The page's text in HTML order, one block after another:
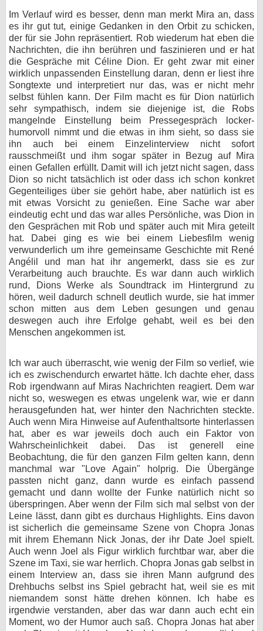
Im Verlauf wird es besser, denn man merkt Mira an, dass
es ihr gut tut, einige Gedanken in den Orbit zu schicken,
der für sie John repräsentiert. Rob wiederum hat eben die
Nachrichten, die ihn berühren und faszinieren und er hat
die Gespräche mit Céline Dion. Er geht zwar mit einer
wirklich unpassenden Einstellung daran, denn er liest ihre
Songtexte und interpretiert nur das, was er nicht mehr
selbst fühlen kann. Der Film macht es für Dion natürlich
sehr sympathisch, indem sie diejenige ist, die Robs
mangelnde Einstellung beim Pressegespräch locker-
humorvoll nimmt und die etwas in ihm sieht, so dass sie
ihn auch bei einem Einzelinterview nicht sofort
rausschmeißt und ihm sogar später in Bezug auf Mira
einen Gefallen erfüllt. Damit will ich jetzt nicht sagen, dass
Dion so nicht tatsächlich ist oder dass ich schon konkret
Gegenteiliges über sie gehört habe, aber natürlich ist es
mit etwas Vorsicht zu genießen. Eine Sache war aber
eindeutig echt und das war alles Persönliche, was Dion in
den Gesprächen mit Rob und später auch mit Mira geteilt
hat. Dabei ging es wie bei einem Liebesfilm wenig
verwunderlich um ihre gemeinsame Geschichte mit René
Angélil und man hat ihr angemerkt, dass sie es zur
Verarbeitung auch brauchte. Es war dann auch wirklich
rund, Dions Werke als Soundtrack im Hintergrund zu
hören, weil dadurch schnell deutlich wurde, sie hat immer
schon mitten aus dem Leben gesungen und genau
deswegen auch ihre Erfolge gehabt, weil es bei den
Menschen angekommen ist.
Ich war auch überrascht, wie wenig der Film so verlief, wie
ich es zwischendurch erwartet hätte. Ich dachte eher, dass
Rob irgendwann auf Miras Nachrichten reagiert. Dem war
nicht so, weswegen es etwas ungelenk war, wie er dann
herausgefunden hat, wer hinter den Nachrichten steckte.
Auch wenn Mira Hinweise auf Aufenthaltsorte hinterlassen
hat, aber es war jeweils doch auch ein Faktor von
Wahrscheinlichkeit dabei. Das ist generell eine
Beobachtung, die für den ganzen Film gelten kann, denn
manchmal war "Love Again" holprig. Die Übergänge
passten nicht ganz, dann wurde es einfach passend
gemacht und dann wollte der Funke natürlich nicht so
überspringen. Aber wenn der Film sich mal selbst von der
Leine lässt, dann gibt es durchaus Highlights. Eins davon
ist sicherlich die gemeinsame Szene von Chopra Jonas
mit ihrem Ehemann Nick Jonas, der ihr Date Joel spielt.
Auch wenn Joel als Figur wirklich furchtbar war, aber die
Szene im Taxi, sie war herrlich. Chopra Jonas gab selbst in
einem Interview an, dass sie ihren Mann aufgrund des
Drehbuchs selbst ins Spiel gebracht hat, weil sie es mit
niemandem sonst hätte drehen können. Ich habe es
irgendwie verstanden, aber das war dann auch echt ein
Moment, wo der Humor auch saß. Chopra Jonas hat aber